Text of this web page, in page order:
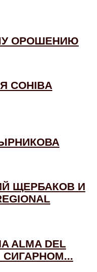
ОРОШЕНИЮ
COHIBA
ЩЕРБАКОВ И
ALMA DEL
СИГАРНОМ...